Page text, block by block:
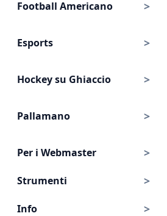
Football Americano
Esports
Hockey su Ghiaccio
Pallamano
Per i Webmaster
Strumenti
Info